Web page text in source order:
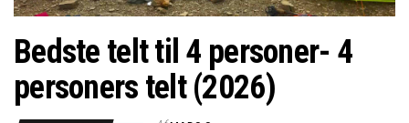
Bedste telt til 4 personer- 4
personers telt (2026)